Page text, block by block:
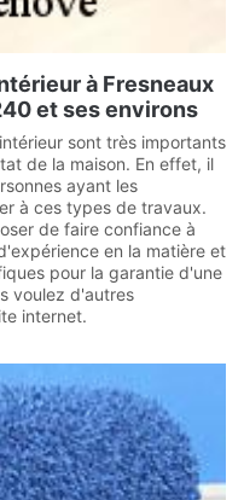
à Fresneaux
et ses environs
sont très importants
de la maison. En effet, il
ayant les
à ces types de travaux.
de faire confiance à
en la matière et
pour la garantie d'une
voulez d'autres
internet.